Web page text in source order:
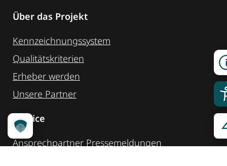
Über das Projekt
Kennzeichnungssystem
Qualitätskriterien
Erheber werden
Unsere Partner
Service
Ansprechpartner Pressemeldungen